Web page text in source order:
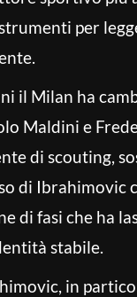
per
il Milan ha
Maldini e
di scouting,
di
di fasi che ha
stabile.
in